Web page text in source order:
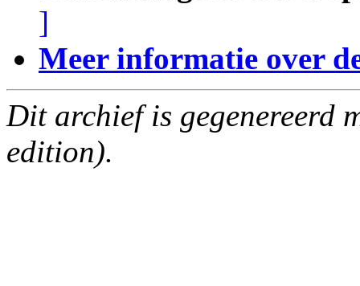
]
Meer informatie over
Dit archief is gegenereerd
edition).